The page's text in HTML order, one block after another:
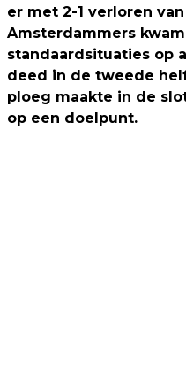
er met 2-1 verloren van
Amsterdammers
standaardsituaties op
deed in de tweede
ploeg maakte in de
op een doelpunt.